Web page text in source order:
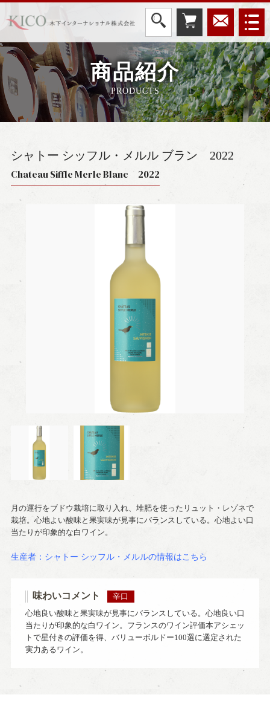
商品紹介
PRODUCTS
シャトー シッフル・メルル ブラン 2022
Chateau Siffle Merle Blanc 2022
月の運行をブドウ栽培に取り入れ、堆肥を使ったリュット・レゾネで
栽培。心地よい酸味と果実味が見事にバランスしている。心地よい口
当たりが印象的な白ワイン。
生産者：シャトー シッフル・メルルの情報はこちら
味わいコメント
辛口
心地良い酸味と果実味が見事にバランスしている。心地良い口
当たりが印象的な白ワイン。フランスのワイン評価本アシェッ
トで星付きの評価を得、バリューボルドー100選に選定された
実力あるワイン。